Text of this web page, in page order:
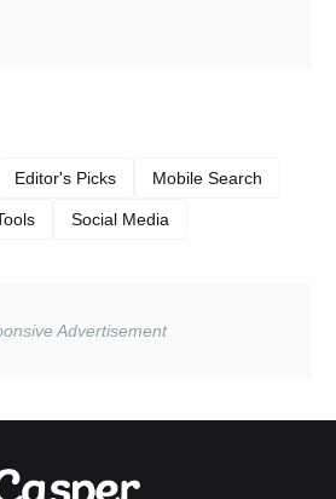
Editor's Picks Mobile Search
Social Media